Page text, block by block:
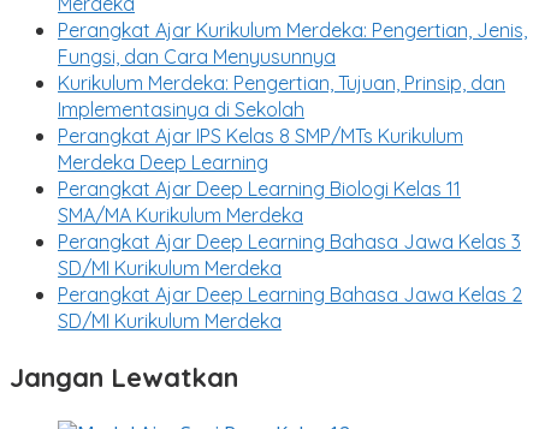
Perangkat Ajar Kurikulum Merdeka: Pengertian, Jenis,
Fungsi, dan Cara Menyusunnya
Kurikulum Merdeka: Pengertian, Tujuan, Prinsip, dan
Implementasinya di Sekolah
Perangkat Ajar IPS Kelas 8 SMP/MTs Kurikulum
Merdeka Deep Learning
Perangkat Ajar Deep Learning Biologi Kelas 11
SMA/MA Kurikulum Merdeka
Perangkat Ajar Deep Learning Bahasa Jawa Kelas 3
SD/MI Kurikulum Merdeka
Perangkat Ajar Deep Learning Bahasa Jawa Kelas 2
SD/MI Kurikulum Merdeka
Jangan Lewatkan